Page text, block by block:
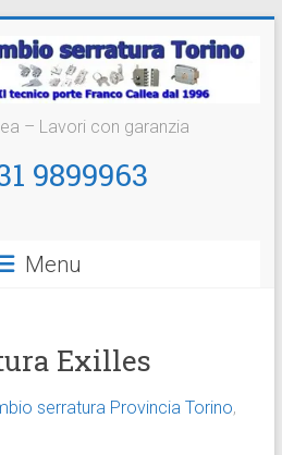
– Lavori con garanzia
9899963
Menu
Exilles
serratura Provincia Torino,